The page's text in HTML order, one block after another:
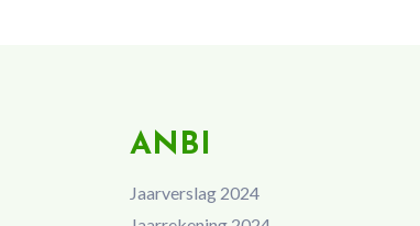
ANBI
Jaarverslag 2024